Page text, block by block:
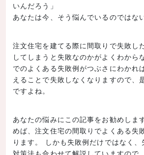
LINE
er book ックマ
ク
いんだろう」
あなたは今、そう悩んでいるのではな
注文住宅を建てる際に間取りで失敗し
してしまうと失敗なのかがよくわから
でのよくある失敗例がつぶさにわかれ
えることで失敗しなくなりますので、
ですよね。
あなたの悩みにこの記事をお勧めしま
めば、注文住宅の間取りでよくある失
ります。 しかも失敗例だけではなく